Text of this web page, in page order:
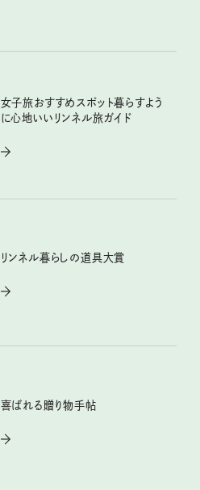
女子旅おすすめスポット暮らすよう
に心地いいリンネル旅ガイド
リンネル暮らしの道具大賞
喜ばれる贈り物手帖